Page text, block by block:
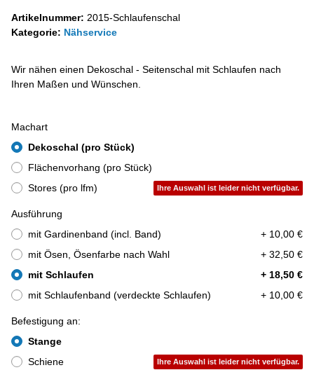
Artikelnummer: 2015-Schlaufenschal
Kategorie: Nähservice
Wir nähen einen Dekoschal - Seitenschal mit Schlaufen nach
Ihren Maßen und Wünschen.
Machart
Dekoschal (pro Stück)
Flächenvorhang (pro Stück)
Stores (pro lfm)
Ihre Auswahl ist leider nicht verfügbar.
Ausführung
mit Gardinenband (incl. Band)
+ 10,00 €
mit Ösen, Ösenfarbe nach Wahl
+ 32,50 €
mit Schlaufen
+ 18,50 €
mit Schlaufenband (verdeckte Schlaufen)
+ 10,00 €
Befestigung an:
Stange
Schiene
Ihre Auswahl ist leider nicht verfügbar.